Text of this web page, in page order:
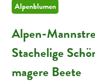
Alpenblumen
Alpen-
Stachelige
magere Beete